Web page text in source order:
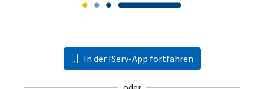
In der IServ-App fortfahren